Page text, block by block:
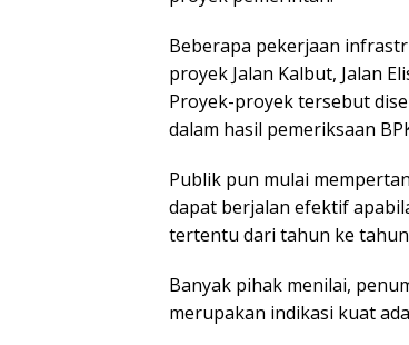
Beberapa pekerjaan
proyek Jalan Kalbut, Jalan
Proyek-proyek tersebut
dalam hasil pemeriksaan
Publik pun mulai
dapat berjalan efektif
tertentu dari tahun ke
Banyak pihak menilai,
merupakan indikasi kuat